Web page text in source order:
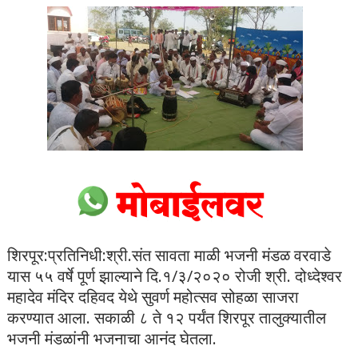
शिरपूर:प्रतिनिधी:श्री.संत सावता माळी भजनी मंडळ वरवाडे
यास ५५ वर्षे पूर्ण झाल्याने दि.१/३/२०२० रोजी श्री. दोध्देश्वर
महादेव मंदिर दहिवद येथे सुवर्ण महोत्सव सोहळा साजरा
करण्यात आला. सकाळी ८ ते १२ पर्यंत शिरपूर तालुक्यातील
भजनी मंडळांनी भजनाचा आनंद घेतला.